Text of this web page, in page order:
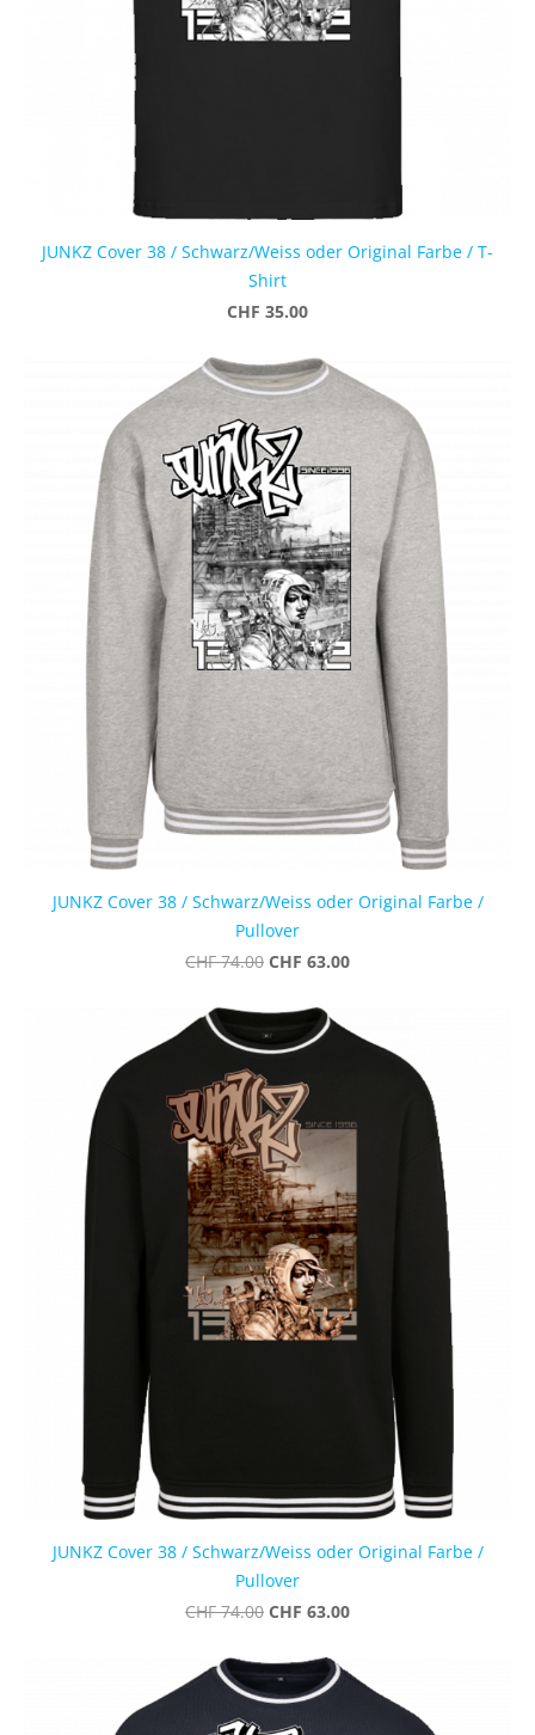
JUNKZ Cover 38 / Schwarz/Weiss oder Original Farbe / T-
Shirt
CHF 35.00
JUNKZ Cover 38 / Schwarz/Weiss oder Original Farbe /
Pullover
CHF 74.00 CHF 63.00
JUNKZ Cover 38 / Schwarz/Weiss oder Original Farbe /
Pullover
CHF 74.00 CHF 63.00